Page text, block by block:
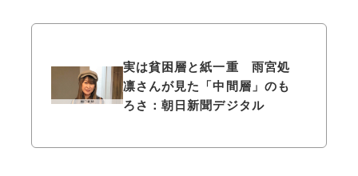
実は貧困層と紙一重 雨宮処
凛さんが見た「中間層」のも
ろさ：朝日新聞デジタル